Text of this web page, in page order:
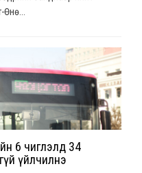
6 чиглэлд 34
үйлчилнэ